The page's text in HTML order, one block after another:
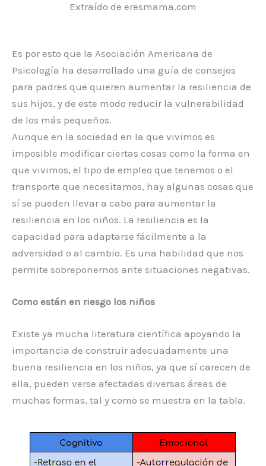
Extraído de eresmama.com
Es por esto que la Asociación Americana de
Psicología ha desarrollado una guía de consejos
para padres que quieren aumentar la resiliencia de
sus hijos, y de este modo reducir la vulnerabilidad
de los más pequeños.
Aunque en la sociedad en la que vivimos es
imposible modificar ciertas cosas como la forma en
que vivimos, el tipo de empleo que tenemos o el
transporte que necesitamos, hay algunas cosas que
sí se pueden llevar a cabo para aumentar la
resiliencia en los niños. La resiliencia es la
capacidad para adaptarse fácilmente a la
adversidad o al cambio. Es una habilidad que nos
permite sobreponernos ante situaciones negativas.
Como están en riesgo los niños
Existe ya mucha literatura científica apoyando la
importancia de construir adecuadamente una
buena resiliencia en los niños, ya que sí carecen de
ella, pueden verse afectadas diversas áreas de
muchas formas, tal y como se muestra en la tabla.